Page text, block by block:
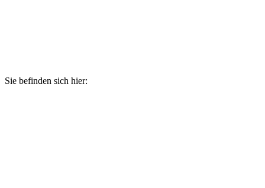
Sie befinden sich hier: